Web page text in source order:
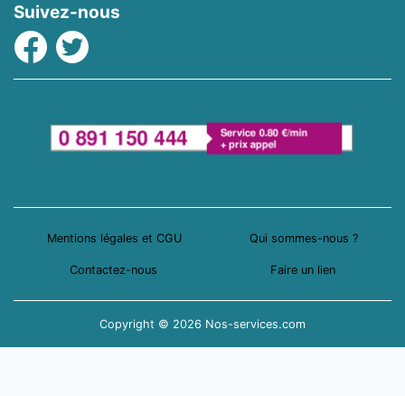
Suivez-nous
Facebook
Twitter
Mentions légales et CGU Qui sommes-nous ?
Contactez-nous Faire un lien
Copyright © 2026 Nos-services.com